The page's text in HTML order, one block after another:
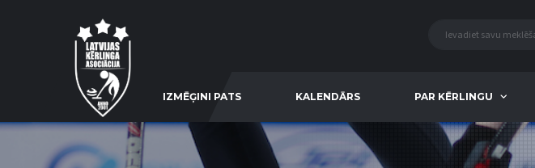
IZMĒĢINI PATS KALENDĀRS PAR KĒRLINGU